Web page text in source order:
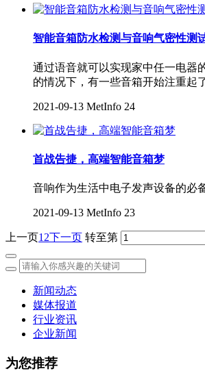
智能音箱防水检测与音响气密性测
通过语音就可以实现家中任一电器
的情况下，有一些音箱开始注重起
2021-09-13 MetInfo 24
首战告捷，高端智能音箱梦
音响作为生活中电子发声设备的必
2021-09-13 MetInfo 23
上一页1 2下一页 转至第
新闻动态
媒体报道
行业资讯
企业新闻
为您推荐